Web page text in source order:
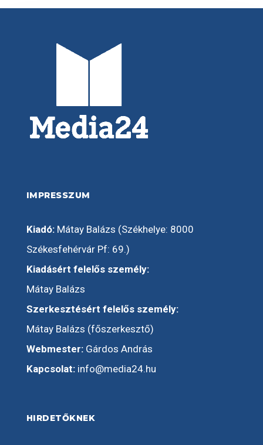
IMPRESSZUM
Kiadó:Mátay Balázs (Székhelye: 8000
Székesfehérvár Pf: 69.)
Kiadásért felelős személy:
Mátay Balázs
Szerkesztésért felelős személy:
Mátay Balázs (főszerkesztő)
Webmester:Gárdos András
Kapcsolat: info@media24.hu
HIRDETŐKNEK